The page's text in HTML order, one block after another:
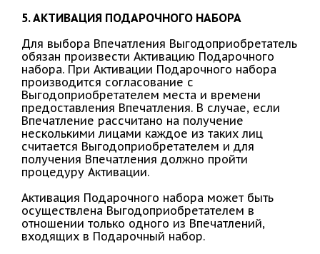
5. АКТИВАЦИЯ ПОДАРОЧНОГО НАБОРА
Для выбора Впечатления Выгодоприобретатель
обязан произвести Активацию Подарочного
набора. При Активации Подарочного набора
производится согласование с
Выгодоприобретателем места и времени
предоставления Впечатления. В случае, если
Впечатление рассчитано на получение
несколькими лицами каждое из таких лиц
считается Выгодоприобретателем и для
получения Впечатления должно пройти
процедуру Активации.
Активация Подарочного набора может быть
осуществлена Выгодоприобретателем в
отношении только одного из Впечатлений,
входящих в Подарочный набор.